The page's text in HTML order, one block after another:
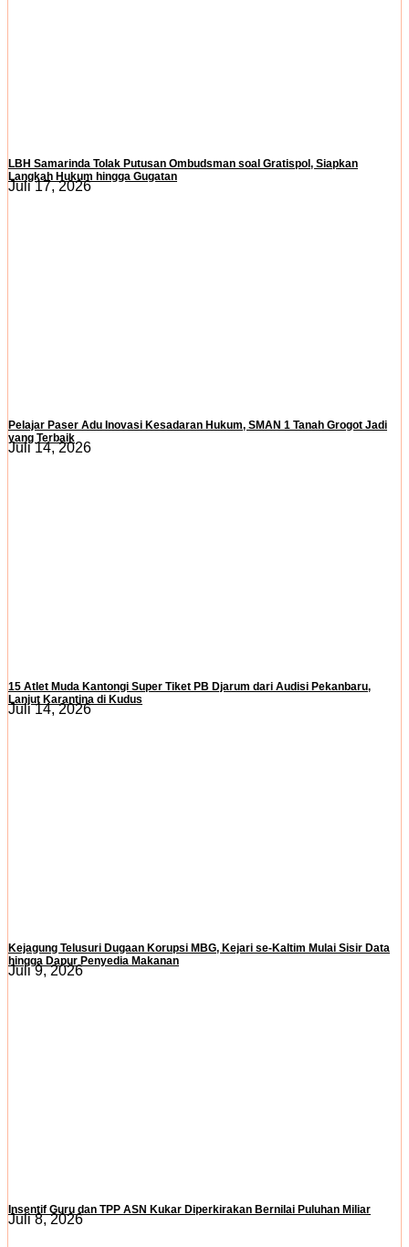
LBH Samarinda Tolak Putusan Ombudsman soal Gratispol, Siapkan
Langkah Hukum hingga Gugatan
Juli 17, 2026
Pelajar Paser Adu Inovasi Kesadaran Hukum, SMAN 1 Tanah Grogot Jadi
yang Terbaik
Juli 14, 2026
15 Atlet Muda Kantongi Super Tiket PB Djarum dari Audisi Pekanbaru,
Lanjut Karantina di Kudus
Juli 14, 2026
Kejagung Telusuri Dugaan Korupsi MBG, Kejari se-Kaltim Mulai Sisir Data
hingga Dapur Penyedia Makanan
Juli 9, 2026
Insentif Guru dan TPP ASN Kukar Diperkirakan Bernilai Puluhan Miliar
Juli 8, 2026